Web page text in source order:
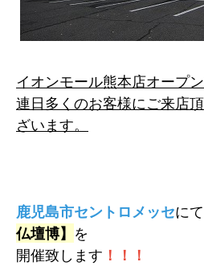
イオンモール熊本店オープ
連日多くのお客様にご来店
ざいます。
鹿児島市セントロメッセにて
仏壇博】 を
開催致します ！！！